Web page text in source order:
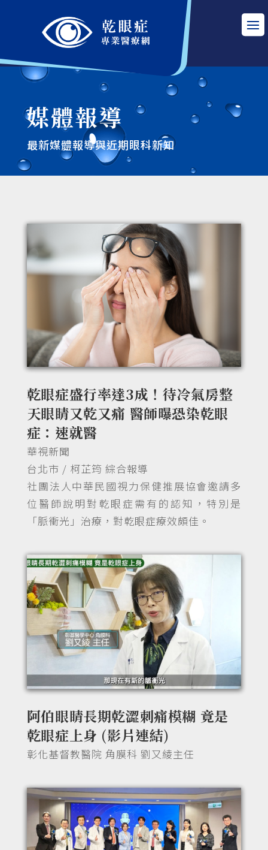
媒體報導
最新媒體報導與近期眼科新知
乾眼症盛行率達3成！待冷氣房整
天眼睛又乾又痛 醫師曝恐染乾眼
症：速就醫
華視新聞
台北市 / 柯芷筠 綜合報導
社團法人中華民國視力保健推展協會邀請多
位醫師說明對乾眼症需有的認知，特別是
「脈衝光」治療，對乾眼症療效頗佳。
阿伯眼睛長期乾澀刺痛模糊 竟是
乾眼症上身 (影片連結)
彰化基督教醫院 角膜科 劉又綾主任